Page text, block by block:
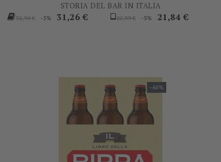
STORIA DEL BAR IN ITALIA
Prezzo
32,90 € -5% Prezzo
31,26 €
Prezzo
22,99 € -5% Prezzo
21,84 €
-60%